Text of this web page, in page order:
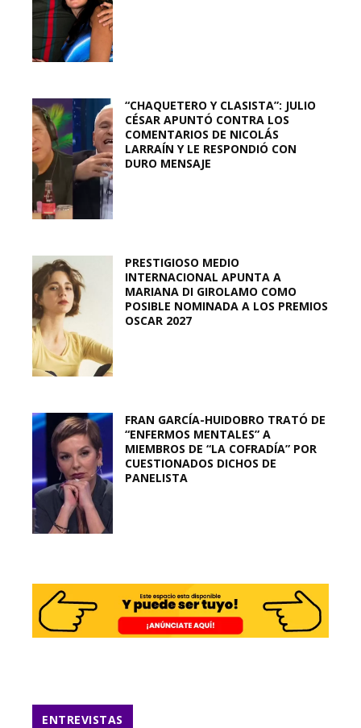
“CHAQUETERO Y CLASISTA”: JULIO
CÉSAR APUNTÓ CONTRA LOS
COMENTARIOS DE NICOLÁS
LARRAÍN Y LE RESPONDIÓ CON
DURO MENSAJE
PRESTIGIOSO MEDIO
INTERNACIONAL APUNTA A
MARIANA DI GIROLAMO COMO
POSIBLE NOMINADA A LOS PREMIOS
OSCAR 2027
FRAN GARCÍA-HUIDOBRO TRATÓ DE
“ENFERMOS MENTALES” A
MIEMBROS DE “LA COFRADÍA” POR
CUESTIONADOS DICHOS DE
PANELISTA
ENTREVISTAS